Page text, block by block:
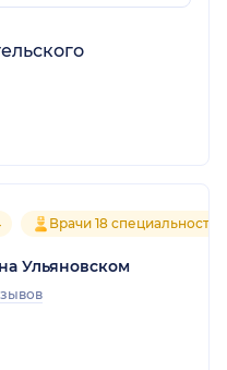
Врачи 18 специальностей
Ульяновском